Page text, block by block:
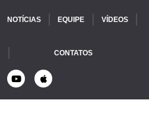
NOTÍCIAS EQUIPE VÍDEOS
CONTATOS